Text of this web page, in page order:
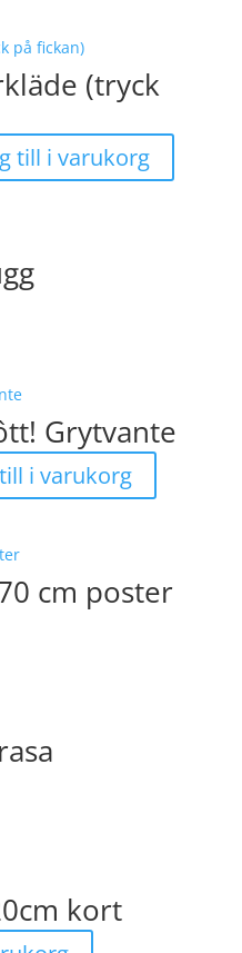
(tryck
till i varukorg
Grytvante
i varukorg
cm poster
kort